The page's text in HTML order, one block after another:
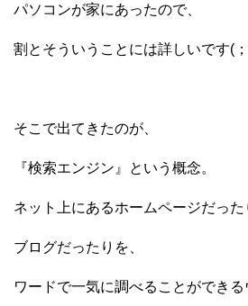
パソコンが家にあったので、
割とそういうことには詳しいです(
そこで出てきたのが、
『検索エンジン』という概念。
ネット上にあるホームページだった
ブログだったりを、
ワードで一気に調べることができる